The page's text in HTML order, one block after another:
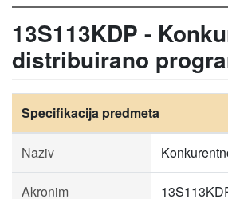
13S113KDP -
distribuirano
Specifikacija predmeta
Naziv
Akronim